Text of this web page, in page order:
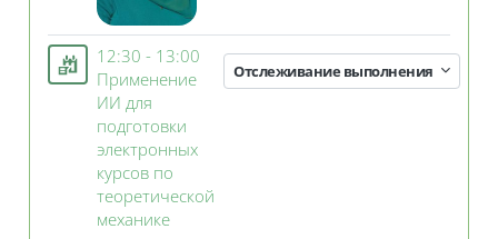
12:30 - 13:00
Применение
ИИ для
подготовки
электронных
курсов по
теоретической
механикеЗанятие 3KL
Отслеживание выполнения